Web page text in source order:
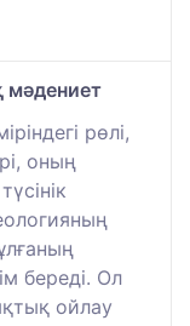
рөлі,
оның
береді. Ол
ойлау